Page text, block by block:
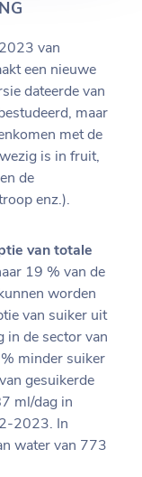
van
een nieuwe
dateerde van
maar
met de
is in fruit,
de
enz.).
van totale
19 % van de
worden
van suiker uit
in de sector van
minder suiker
gesuikerde
ml/dag in
2023. In
water van 773